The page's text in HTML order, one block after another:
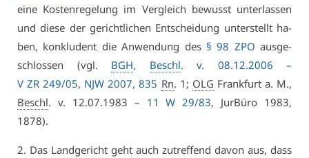
ei­ne Kos­ten­re­ge­lung im Ver­gleich be­wusst un­ter­las­sen
und die­se der ge­richt­li­chen Ent­schei­dung un­ter­stellt ha­
ben, kon­klu­dent die An­wen­dung des § 98 ZPO aus­ge­
schlos­sen (vgl. BGH, Beschl. v. 08.12.2006 –
V ZR 249/05, NJW 2007, 835 Rn. 1; OLG Frank­furt a. M.,
Beschl. v. 12.07.1983 – 11 W 29/83, Jur­Bü­ro 1983,
1878).
2. Das Land­ge­richt geht auch zu­tref­fend da­von aus, dass